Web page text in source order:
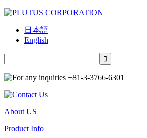
日本語
English
About US
Product Info